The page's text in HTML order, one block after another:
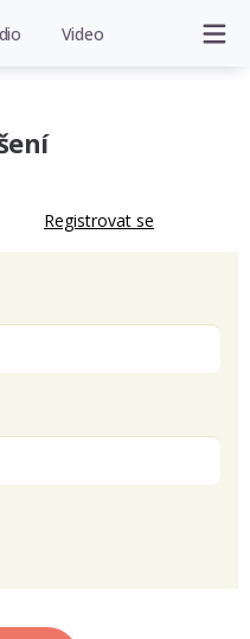
Video
Registrovat se